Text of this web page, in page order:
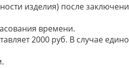
изделия) после
времени.
2000 руб. В случае